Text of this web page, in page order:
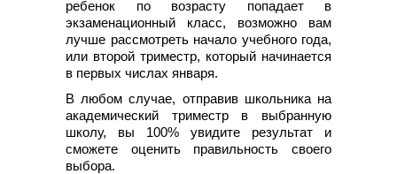
ребенок по возрасту попадает в
экзаменационный класс, возможно вам
лучше рассмотреть начало учебного года,
или второй триместр, который начинается
в первых числах января.
В любом случае, отправив школьника на
академический триместр в выбранную
школу, вы 100% увидите результат и
сможете оценить правильность своего
выбора.